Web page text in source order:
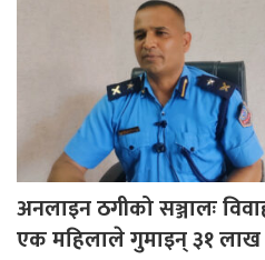
अनलाइन ठगीको सञ्जालः
एक महिलाले गुमाइन् ३१